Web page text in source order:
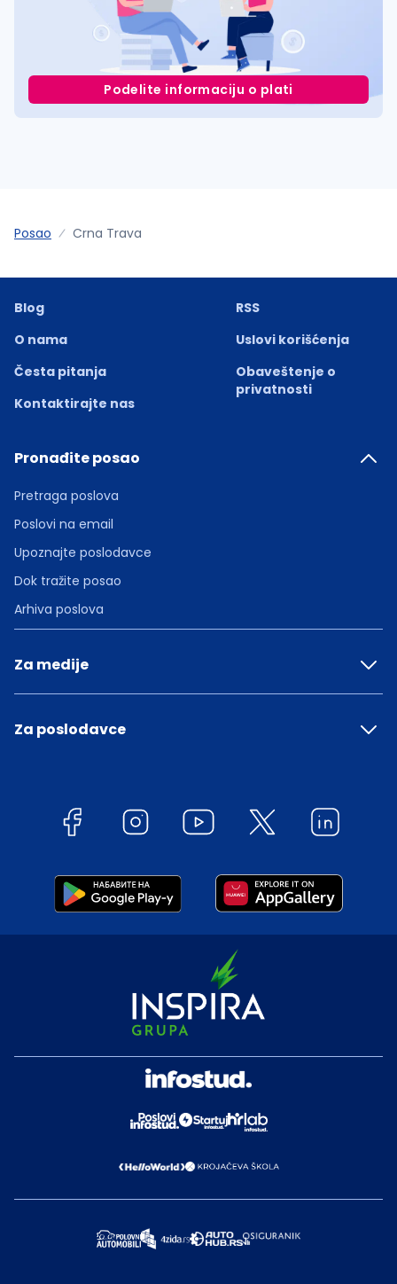
Podelite informaciju o plati
Posao Crna Trava
Blog
O nama
Česta pitanja
Kontaktirajte nas
RSS
Uslovi korišćenja
Obaveštenje o
privatnosti
Pronađite posao
Pretraga poslova
Poslovi na email
Upoznajte poslodavce
Dok tražite posao
Arhiva poslova
Za medije
Za poslodavce